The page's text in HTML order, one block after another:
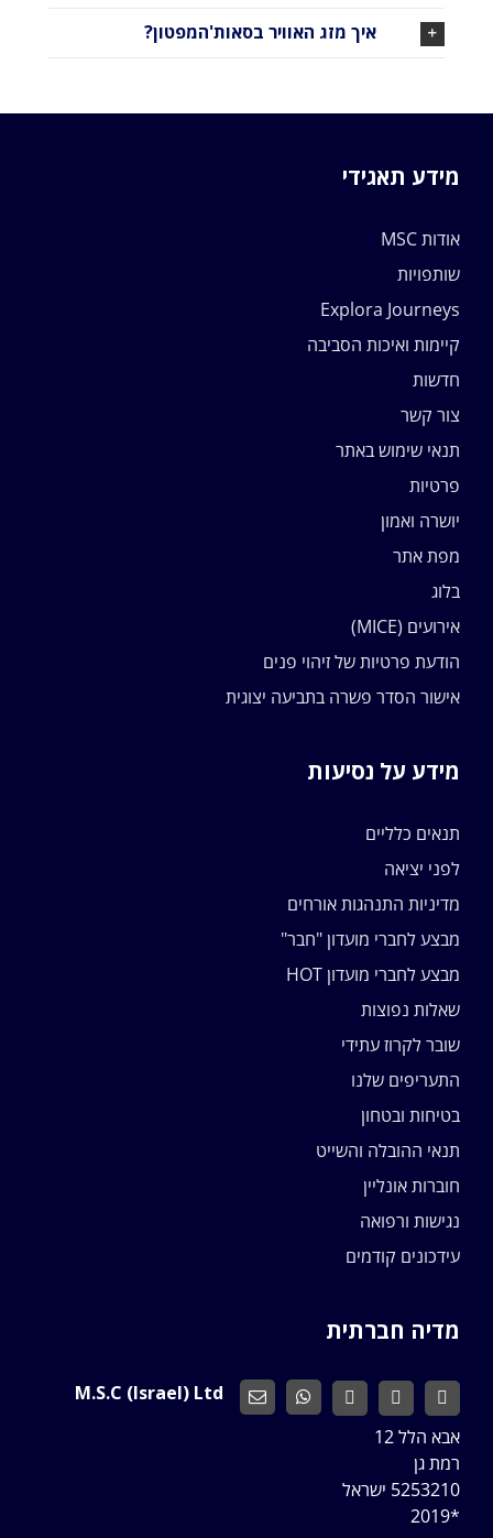
איך מזג האוויר בסאות'המפטון?
מידע תאגידי
אודות MSC
שותפויות
Explora Journeys
קיימות ואיכות הסביבה
חדשות
צור קשר
תנאי שימוש באתר
פרטיות
יושרה ואמון
מפת אתר
בלוג
אירועים (MICE)
הודעת פרטיות של זיהוי פנים
אישור הסדר פשרה בתביעה יצוגית
מידע על נסיעות
תנאים כלליים
לפני יציאה
מדיניות התנהגות אורחים
מבצע לחברי מועדון "חבר"
מבצע לחברי מועדון HOT
שאלות נפוצות
שובר לקרוז עתידי
התעריפים שלנו
בטיחות ובטחון
תנאי ההובלה והשייט
חוברות אונליין
נגישות ורפואה
עידכונים קודמים
מדיה חברתית
M.S.C (Israel) Ltd
אבא הלל 12
רמת גן
5253210 ישראל
*2019